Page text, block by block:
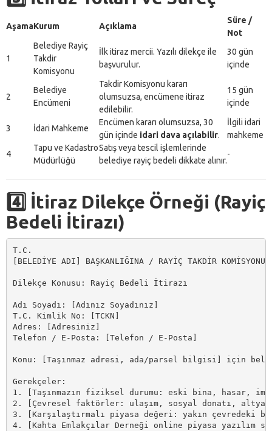
AşamaKurum Açıklama
Süre /
Not
1
Belediye Rayiç
Takdir
Komisyonu
İlk itiraz mercii. Yazılı dilekçe ile
başvurulur.
30 gün
içinde
2
Belediye
Encümeni
Takdir Komisyonu kararı
olumsuzsa, encümene itiraz
edilebilir.
15 gün
içinde
3 İdari Mahkeme
Encümen kararı olumsuzsa, 30
gün içinde idari dava açılabilir.
İlgili idari
mahkeme
4
Tapu ve Kadastro
Müdürlüğü
Satış veya tescil işlemlerinde
belediye rayiç bedeli dikkate alınır.
-
4️⃣ İtiraz Dilekçe Örneği (Rayiç
Bedeli İtirazı)
T.C.
[BELEDİYE ADI] BAŞKANLIĞINA / RAYİÇ TAKDİR
Dilekçe Konusu: Rayiç Bedeli İtirazı
Adı Soyadı: [Adınız Soyadınız]
T.C. Kimlik No: [TCKN]
Adres: [Adresiniz]
Telefon / E-Posta: [Telefon / E-Posta]
Konu: [Taşınmaz adresi, ada/parsel bilgisi] için
Gerekçeler:
1. [Taşınmazın fiziksel durumu: eski bina, hasar,
2. [Çevresel faktörler: ulaşım, sosyal donatı,
3. [Karşılaştırmalı piyasa değeri: yakın çevredeki
4. [Kahta Emlakçılar Derneği online piyasa yazılım